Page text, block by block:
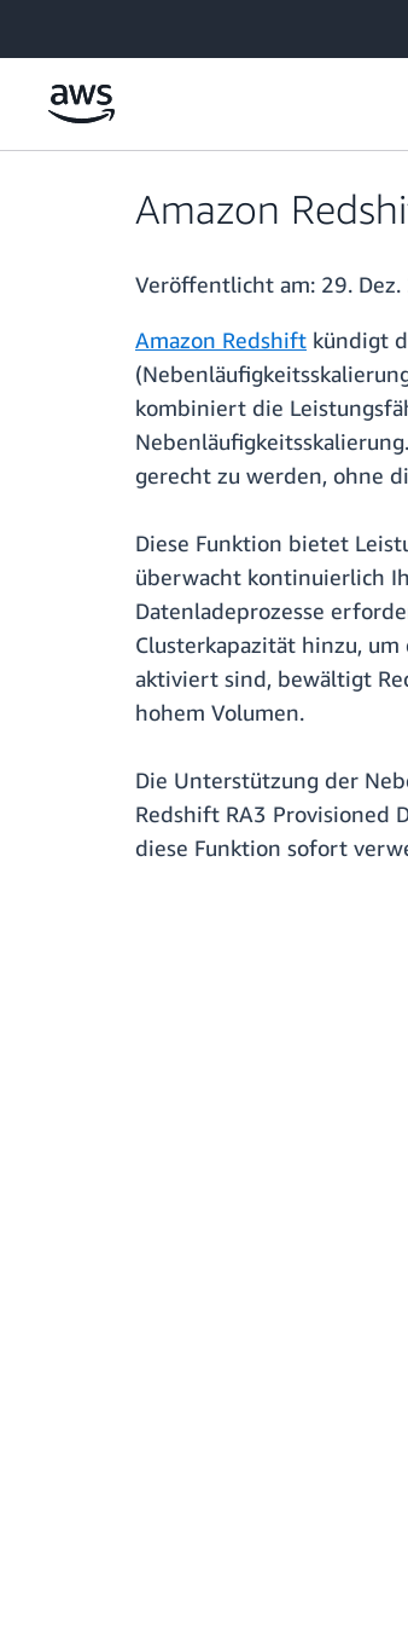
Amazon
Veröffentlicht am: 29.
Amazon Redshift kündigt
kombiniert die
gerecht zu werden, ohne
Diese Funktion bietet
überwacht kontinuierlich
Datenladeprozesse
Clusterkapazität hinzu,
aktiviert sind, bewältigt
hohem Volumen.
Die Unterstützung der
Redshift RA3 Provisioned
diese Funktion sofort